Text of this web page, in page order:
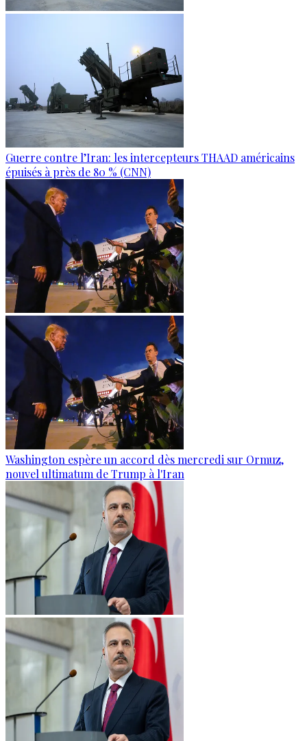
Guerre contre l’Iran: les intercepteurs THAAD américains
épuisés à près de 80 % (CNN)
Washington espère un accord dès mercredi sur Ormuz,
nouvel ultimatum de Trump à l'Iran